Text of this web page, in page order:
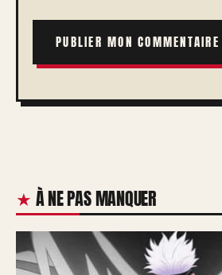
À NE PAS MANQUER